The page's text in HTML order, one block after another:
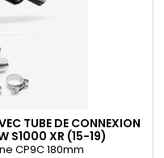
TUBE DE CONNEXION
S1000 XR (15-19)
CP9C 180mm